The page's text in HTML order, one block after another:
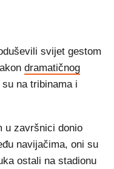
svijet gestom
dramatičnog
na tribinama i
u završnici donio
navijačima, oni su
ostali na stadionu